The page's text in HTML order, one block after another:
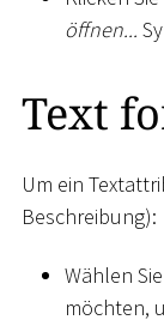
öffnen...
Text
Um ein
Beschreibung):
Wählen
möchten,